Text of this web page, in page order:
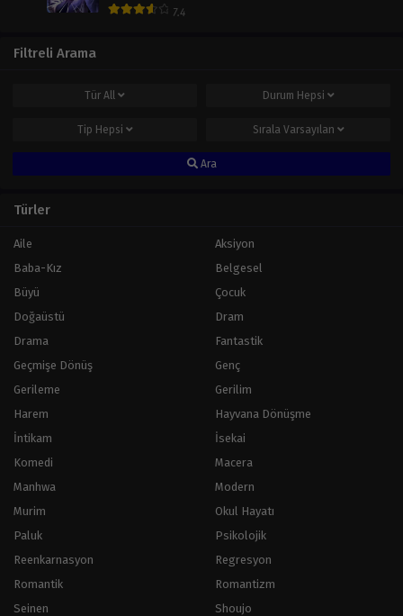
7.4
Filtreli Arama
Tür All Durum Hepsi
Tip Hepsi Sırala Varsayılan
Ara
Türler
Aile
Aksiyon
Baba-Kız
Belgesel
Büyü
Çocuk
Doğaüstü
Dram
Drama
Fantastik
Geçmişe Dönüş
Genç
Gerileme
Gerilim
Harem
Hayvana Dönüşme
İntikam
İsekai
Komedi
Macera
Manhwa
Modern
Murim
Okul Hayatı
Paluk
Psikolojik
Reenkarnasyon
Regresyon
Romantik
Romantizm
Seinen
Shoujo